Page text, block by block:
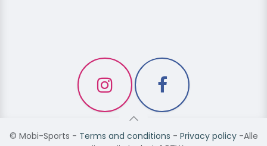
© Mobi-Sports - Terms and conditions - Privacy policy-Alle